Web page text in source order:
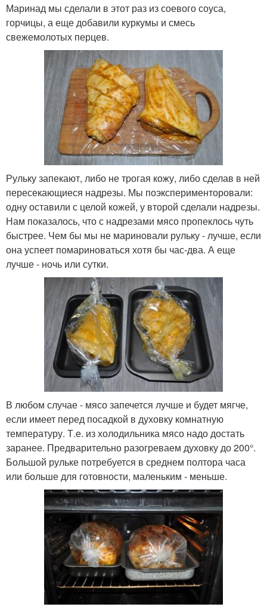
Маринад мы сделали в этот раз из соевого соуса,
горчицы, а еще добавили куркумы и смесь
свежемолотых перцев.
Рульку запекают, либо не трогая кожу, либо сделав в ней
пересекающиеся надрезы. Мы поэксперименторовали:
одну оставили с целой кожей, у второй сделали надрезы.
Нам показалось, что с надрезами мясо пропеклось чуть
быстрее. Чем бы мы не мариновали рульку - лучше, если
она успеет помариноваться хотя бы час-два. А еще
лучше - ночь или сутки.
В любом случае - мясо запечется лучше и будет мягче,
если имеет перед посадкой в духовку комнатную
температуру. Т.е. из холодильника мясо надо достать
заранее. Предварительно разогреваем духовку до 200°.
Большой рульке потребуется в среднем полтора часа
или больше для готовности, маленьким - меньше.